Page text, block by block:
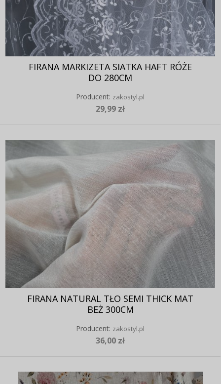
FIRANA MARKIZETA SIATKA HAFT RÓŻE
DO 280CM
Producent: zakostyl.pl
29,99 zł
FIRANA NATURAL TŁO SEMI THICK MAT
BEŻ 300CM
Producent: zakostyl.pl
36,00 zł